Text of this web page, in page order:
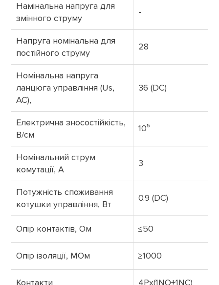
Намінальна напруга для
змінного струму
-
Напруга номінальна для
постійного струму
28
Номінальна напруга
ланцюга управління (Us,
AC),
36 (DC)
Електрична зносостійкість,
В/см
10⁵
Номінальний струм
комутації, А
3
Потужність споживання
котушки управління, Вт
0.9 (DC)
Опір контактів, Ом ≤50
Опір ізоляції, МОм ≥1000
Контакти 4Px(1NO+1NC)